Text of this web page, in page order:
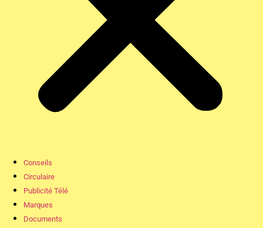
Conseils
Circulaire
Publicité Télé
Marques
Documents